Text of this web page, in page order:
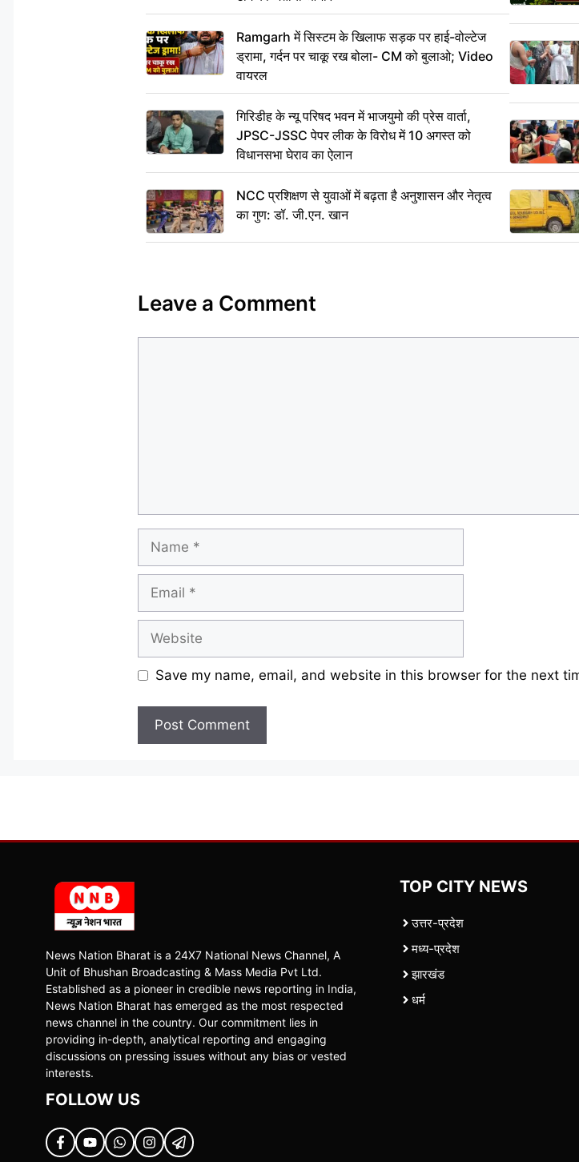
Ramgarh में सिस्टम के खिलाफ सड़क पर हाई-वोल्टेज
ड्रामा, गर्दन पर चाकू रख बोला- CM को बुलाओ; Video
वायरल
गिरिडीह के न्यू परिषद भवन में भाजयुमो की प्रेस वार्ता,
JPSC-JSSC पेपर लीक के विरोध में 10 अगस्त को
विधानसभा घेराव का ऐलान
NCC प्रशिक्षण से युवाओं में बढ़ता है अनुशासन और नेतृत्व
का गुण: डॉ. जी.एन. खान
Leave a Comment
Name
Email
Website
Save my name, email, and website in this browser for the next
News Nation Bharat is a 24X7 National News Channel, A
Unit of Bhushan Broadcasting & Mass Media Pvt Ltd.
Established as a pioneer in credible news reporting in India,
News Nation Bharat has emerged as the most respected
news channel in the country. Our commitment lies in
providing in-depth, analytical reporting and engaging
discussions on pressing issues without any bias or vested
interests.
FOLLOW US
TOP CITY NEWS
उत्तर-प्रदेश
मध्य-प्रदेश
झारखंड
धर्म